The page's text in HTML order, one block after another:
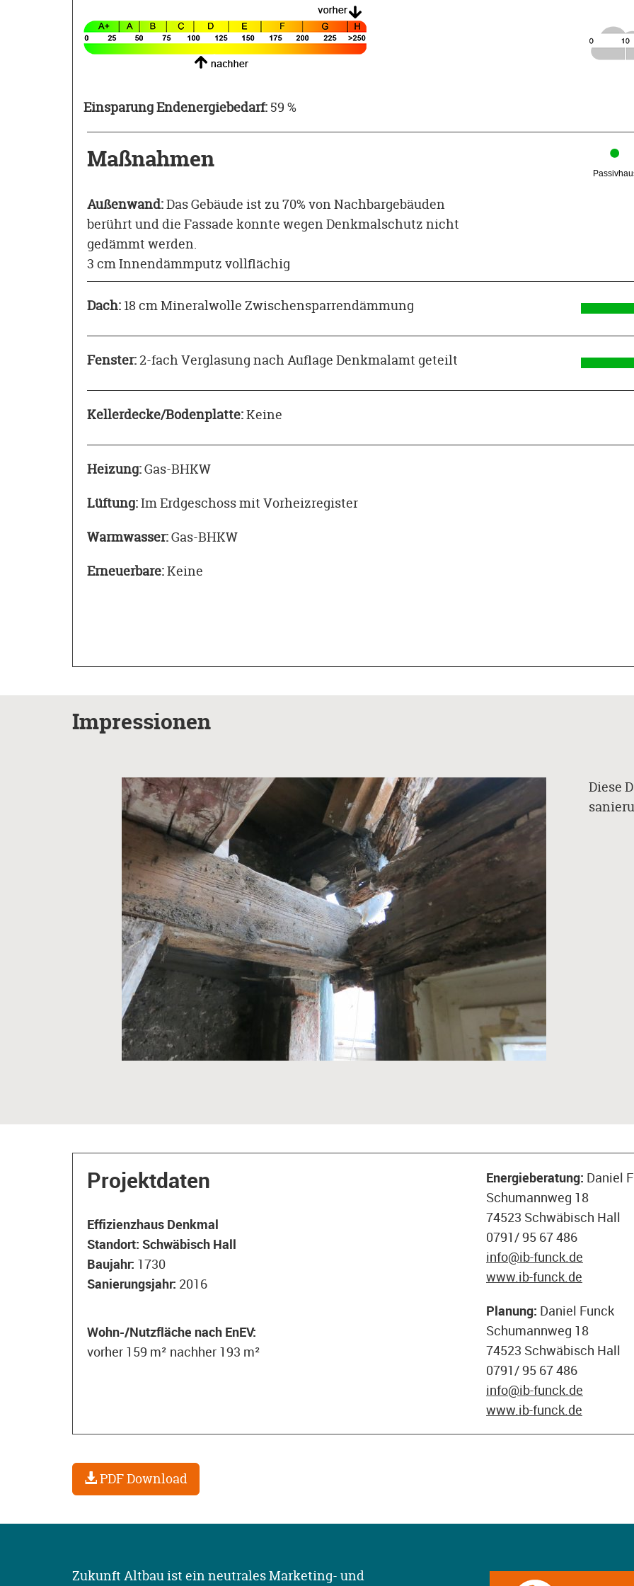
Einsparung Endenergiebedarf: 59 %
Maßnahmen
Außenwand:Das Gebäude ist zu 70% von Nachbargebäuden
berührt und die Fassade konnte wegen Denkmalschutz nicht
gedämmt werden.
3 cm Innendämmputz vollflächig
Dach: 18 cm Mineralwolle Zwischensparrendämmung
Fenster:2-fach Verglasung nach Auflage Denkmalamt geteilt
Kellerdecke/Bodenplatte:Keine
Heizung:Gas-BHKW
Lüftung:Im Erdgeschoss mit Vorheizregister
Warmwasser:Gas-BHKW
Erneuerbare:Keine
Impressionen
Diese
Projektdaten
Effizienzhaus Denkmal
Standort: Schwäbisch Hall
Baujahr: 1730
Sanierungsjahr: 2016
Wohn-/Nutzfläche nach EnEV:
vorher 159 m² nachher 193 m²
Energieberatung: Daniel
Schumannweg 18
74523 Schwäbisch Hall
0791/ 95 67 486
info@ib-funck.de
www.ib-funck.de
Planung: Daniel Funck
Schumannweg 18
74523 Schwäbisch Hall
0791/ 95 67 486
info@ib-funck.de
www.ib-funck.de
PDF Download
Zukunft Altbau ist ein neutrales Marketing- und